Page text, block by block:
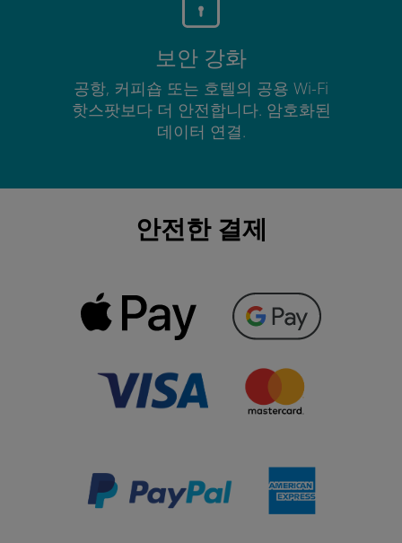
보안 강화
공항, 커피숍 또는 호텔의 공용 Wi-Fi
핫스팟보다 더 안전합니다. 암호화된
데이터 연결.
안전한 결제